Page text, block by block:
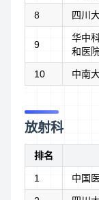
8 四川
9
华中
和医
10 中南
放射科
排名
1 中国